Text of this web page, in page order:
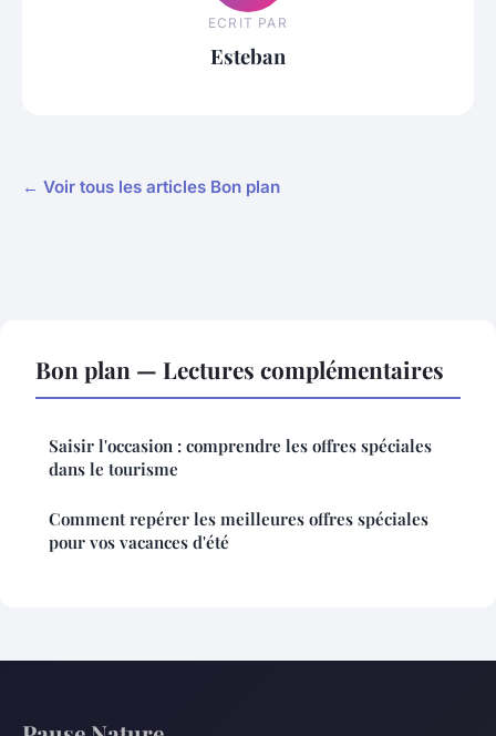
ECRIT PAR
Esteban
← Voir tous les articles Bon plan
Bon plan — Lectures complémentaires
Saisir l'occasion : comprendre les offres spéciales
dans le tourisme
Comment repérer les meilleures offres spéciales
pour vos vacances d'été